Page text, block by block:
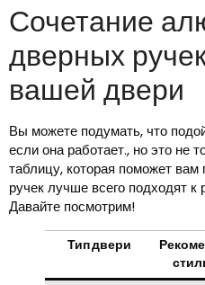
Сочетание
дверных
вашей двери
Вы можете подумать, что
если она работает., но это не
таблицу, которая поможет
ручек лучше всего подходят
Давайте посмотрим!
Тип двери